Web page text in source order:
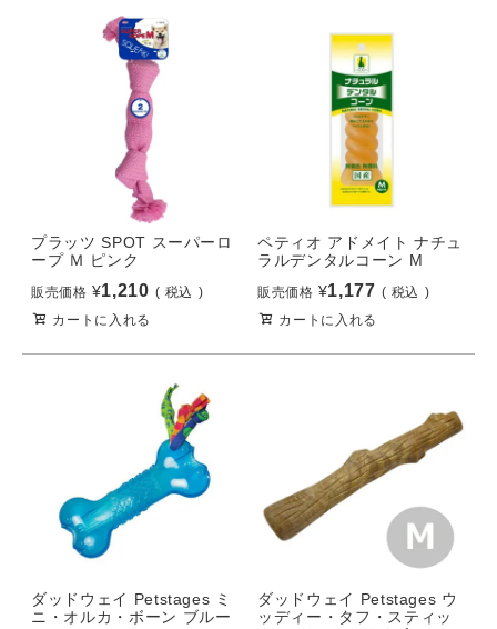
プラッツ SPOT スーパーロ
ープ Ｍ ピンク
販売価格 ¥1,210
税込
カートに入れる
ペティオ アドメイト ナチュ
ラルデンタルコーン M
販売価格 ¥1,177
税込
カートに入れる
ダッドウェイ Petstages ミ
ニ・オルカ・ボーン ブルー
ダッドウェイ Petstages ウ
ッディー・タフ・スティッ